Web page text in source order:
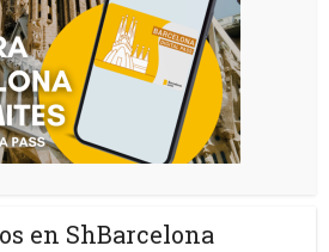
en ShBarcelona